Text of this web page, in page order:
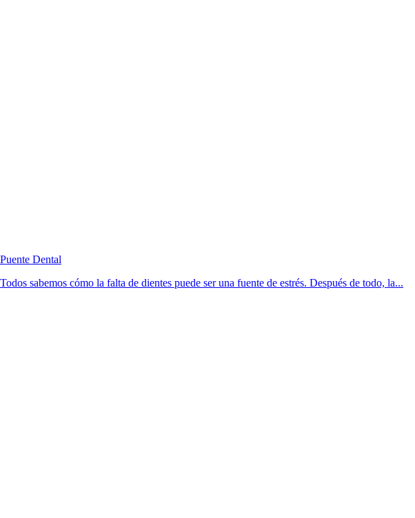
Puente Dental
Todos sabemos cómo la falta de dientes puede ser una fuente de estrés. Después de todo, la...